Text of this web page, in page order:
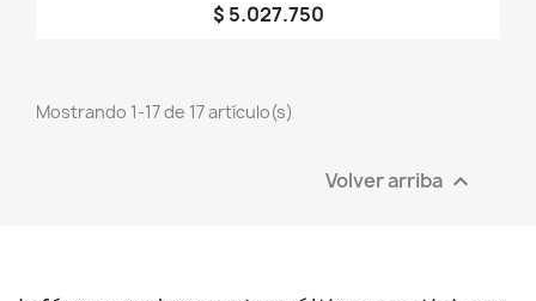
$ 5.027.750
Mostrando 1-17 de 17 artículo(s)
Volver arriba 